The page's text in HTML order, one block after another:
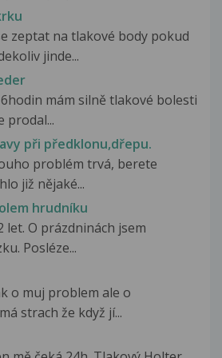
zeptat na tlakové body pokud
jinde...
mám silně tlakové bolesti
prodal...
při předklonu,dřepu.
problém trvá, berete
již nějaké...
hrudníku
let. O prázdninách jsem
Posléze...
o muj problem ale o
strach že když jí...